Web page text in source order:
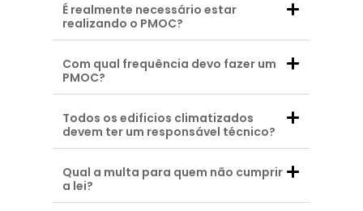
É realmente necessário estar
realizando o PMOC?
Com qual frequência devo fazer um
PMOC?
Todos os edificios climatizados
devem ter um responsável técnico?
Qual a multa para quem não cumprir
a lei?